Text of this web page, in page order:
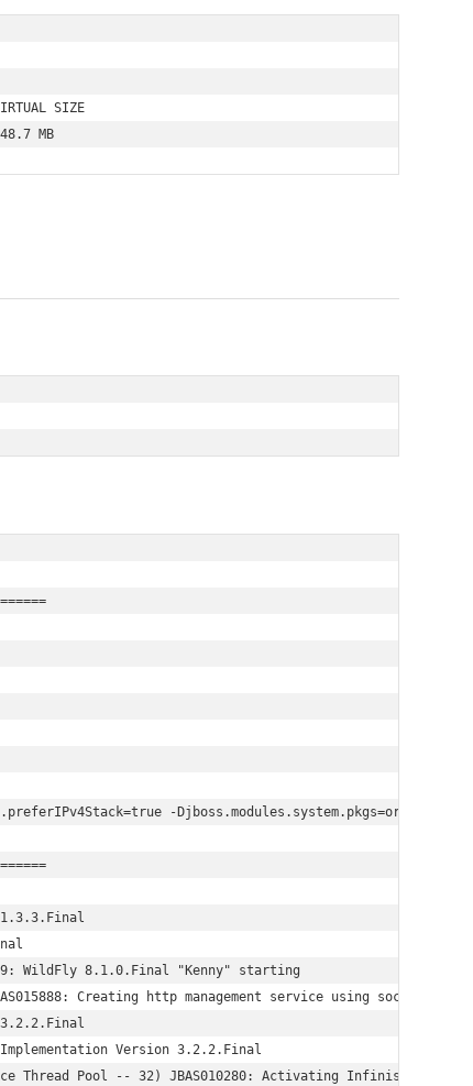
SIZE
MB
-
1.3.3.Final
WildFly 8.1.0.Final "Kenny" starting
Creating http management service using socket-
3.2.2.Final
Version 3.2.2.Final
Pool -- 32) JBAS010280: Activating Infinispan